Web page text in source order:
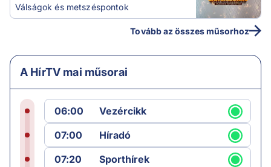
Válságok és metszéspontok
Tovább az összes műsorhoz
A HírTV mai műsorai
06:00
Vezércikk
07:00
Híradó
07:20
Sporthírek